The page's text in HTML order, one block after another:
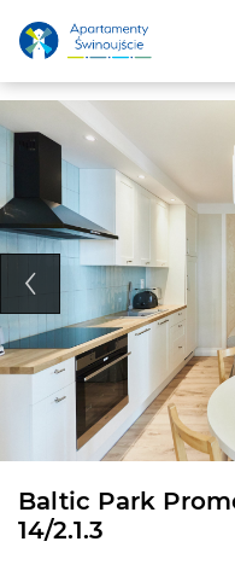
Baltic Park
14/2.1.3